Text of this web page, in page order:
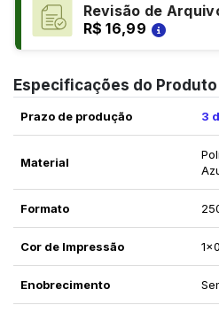
Revisão de
R$ 16,99
Especificações do Produto
Prazo de produção 3
Material
Formato
Cor de Impressão
Enobrecimento